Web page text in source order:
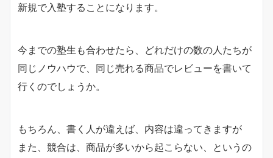
新規で入塾することになります。
今までの塾生も合わせたら、どれだけの数の人たちが
同じノウハウで、同じ売れる商品でレビューを書いて
行くのでしょうか。
もちろん、書く人が違えば、内容は違ってきますが
また、競合は、商品が多いから起こらない、というの